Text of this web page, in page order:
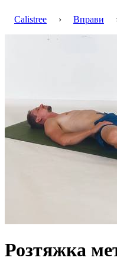
Calistree › Вправи
Розтяжка